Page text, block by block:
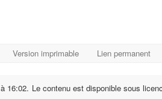
Version imprimable Lien permanent
16:02. Le contenu est disponible sous